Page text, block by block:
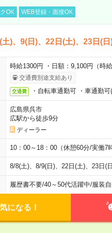
OK WEB登録・面接OK
土)、9(日)、22日(土)、23日(
時給1300円 ・日額：9,100円（時
交通費別途支給あり
交通費 ・自転車通勤可 ・車通勤
広島県呉市
広駅から徒歩9分
ディーラー
10：00～18：00（休憩60分/実働7
8/8(土)、8/9(日)、22日(土)、23日(
履歴書不要/40～50代活躍中/服装
気になる！